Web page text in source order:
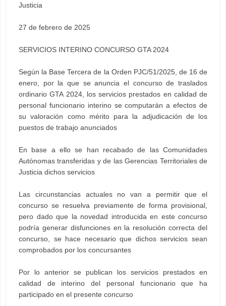
Justicia
27 de febrero de 2025
SERVICIOS INTERINO CONCURSO GTA 2024
Según la Base Tercera de la Orden PJC/51/2025, de 16 de
enero, por la que se anuncia el concurso de traslados
ordinario GTA 2024, los servicios prestados en calidad de
personal funcionario interino se computarán a efectos de
su valoración como mérito para la adjudicación de los
puestos de trabajo anunciados
En base a ello se han recabado de las Comunidades
Autónomas transferidas y de las Gerencias Territoriales de
Justicia dichos servicios
Las circunstancias actuales no van a permitir que el
concurso se resuelva previamente de forma provisional,
pero dado que la novedad introducida en este concurso
podría generar disfunciones en la resolución correcta del
concurso, se hace necesario que dichos servicios sean
comprobados por los concursantes
Por lo anterior se publican los servicios prestados en
calidad de interino del personal funcionario que ha
participado en el presente concurso